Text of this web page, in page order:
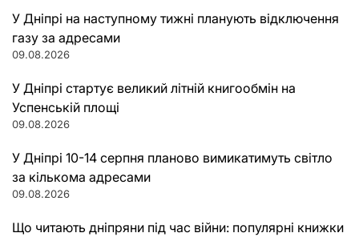
У Дніпрі на наступному тижні планують відключення
газу за адресами
09.08.2026
У Дніпрі стартує великий літній книгообмін на
Успенській площі
09.08.2026
У Дніпрі 10-14 серпня планово вимикатимуть світло
за кількома адресами
09.08.2026
Що читають дніпряни під час війни: популярні книжки